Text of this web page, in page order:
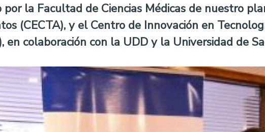
por la Facultad de Ciencias Médicas de nuestro
(CECTA), y el Centro de Innovación en
en colaboración con la UDD y la Universidad de